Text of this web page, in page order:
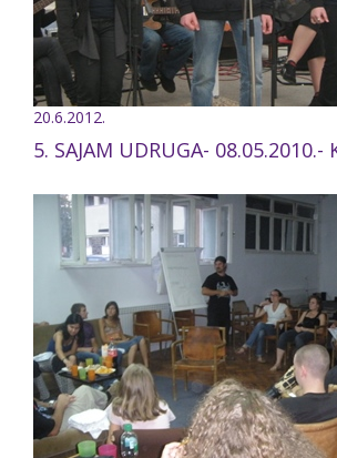
20.6.2012.
5. SAJAM UDRUGA- 08.05.2010.-